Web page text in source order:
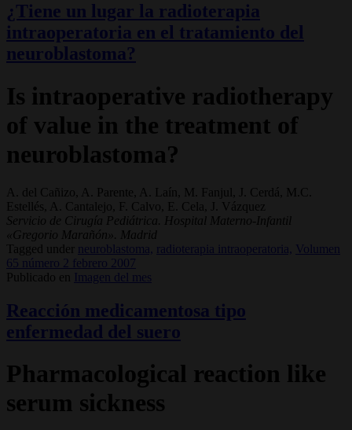
¿Tiene un lugar la radioterapia
intraoperatoria en el tratamiento del
neuroblastoma?
Is intraoperative radiotherapy
of value in the treatment of
neuroblastoma?
A. del Cañizo, A. Parente, A. Laín, M. Fanjul, J. Cerdá, M.C.
Estellés, A. Cantalejo, F. Calvo, E. Cela, J. Vázquez
Servicio de Cirugía Pediátrica. Hospital Materno-Infantil
«Gregorio Marañón». Madrid
Tagged under
neuroblastoma, radioterapia intraoperatoria,
Volumen
65 número 2 febrero 2007
Publicado en
Imagen del mes
Reacción medicamentosa tipo
enfermedad del suero
Pharmacological reaction like
serum sickness